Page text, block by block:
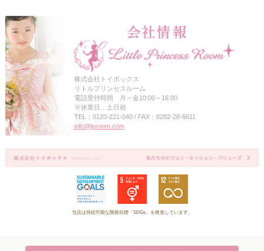
株式会社トイボックス
リトルプリンセスルーム
電話受付時間 月～金10:00～16:00
※休業日…土日祝
TEL：0120-221-040 / FAX：0282-28-6611
info@lproom.com
当店は持続可能な開発目標「SDGs」を推進しています。